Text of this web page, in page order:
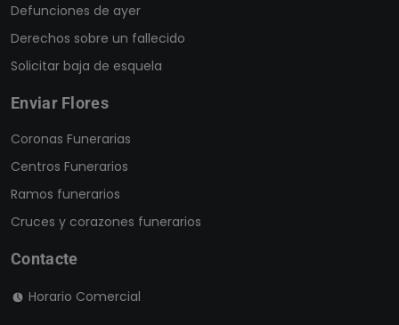
Defunciones de ayer
Derechos sobre un fallecido
Solicitar baja de esquela
Enviar Flores
Coronas Funerarias
Centros Funerarios
Ramos funerarios
Cruces y corazones funerarios
Contacte
Horario Comercial